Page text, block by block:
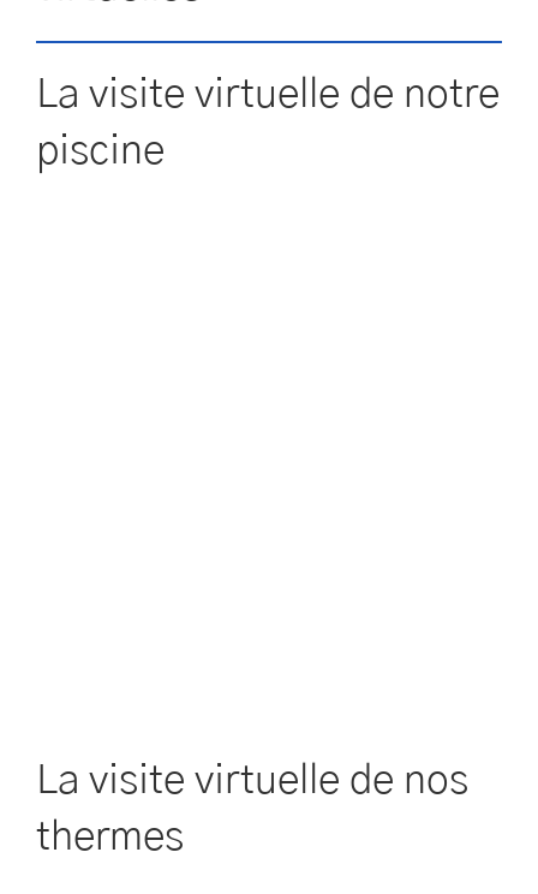
La visite virtuelle de notre
piscine
La visite virtuelle de nos
thermes